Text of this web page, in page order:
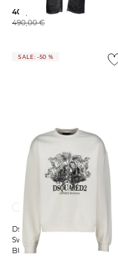
402,25 €
490,00 €
SALE: -50 %
Dsquared2 | Herren
Sweatshirt MONKEY
BUSINESS